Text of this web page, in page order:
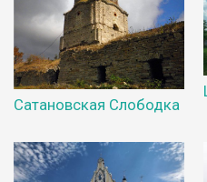
Сатановская Слободка